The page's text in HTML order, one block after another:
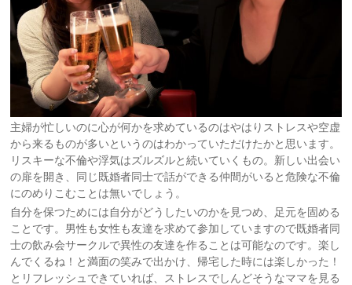
主婦が忙しいのに心が何かを求めているのはやはりストレスや空虚
から来るものが多いというのはわかっていただけたかと思います。
リスキーな不倫や浮気はズルズルと続いていくもの。新しい出会い
の扉を開き、同じ既婚者同士で話ができる仲間がいると危険な不倫
にのめりこむことは無いでしょう。
自分を保つためには自分がどうしたいのかを見つめ、足元を固める
ことです。男性も女性も友達を求めて参加していますので既婚者同
士の飲み会サークルで異性の友達を作ることは可能なのです。楽し
んでくるね！と満面の笑みで出かけ、帰宅した時には楽しかった！
とリフレッシュできていれば、ストレスでしんどそうなママを見る